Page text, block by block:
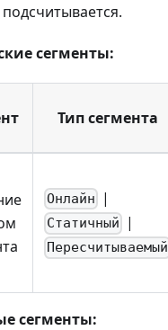
сегменты:
Тип сегмента
Онлайн |
Статичный |
Пересчитываемый
сегменты: